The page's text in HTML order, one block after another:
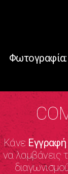
Κάνε Εγγραφή
να λαμβάνεις